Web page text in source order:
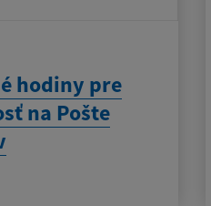
hodiny pre
na Pošte